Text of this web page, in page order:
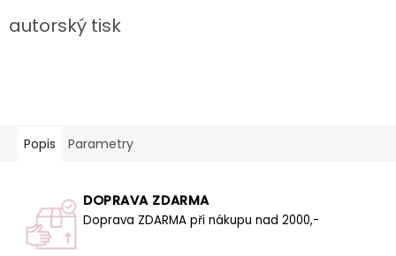
autorský tisk
Popis Parametry
DOPRAVA ZDARMA
Doprava ZDARMA při nákupu nad 2000,-